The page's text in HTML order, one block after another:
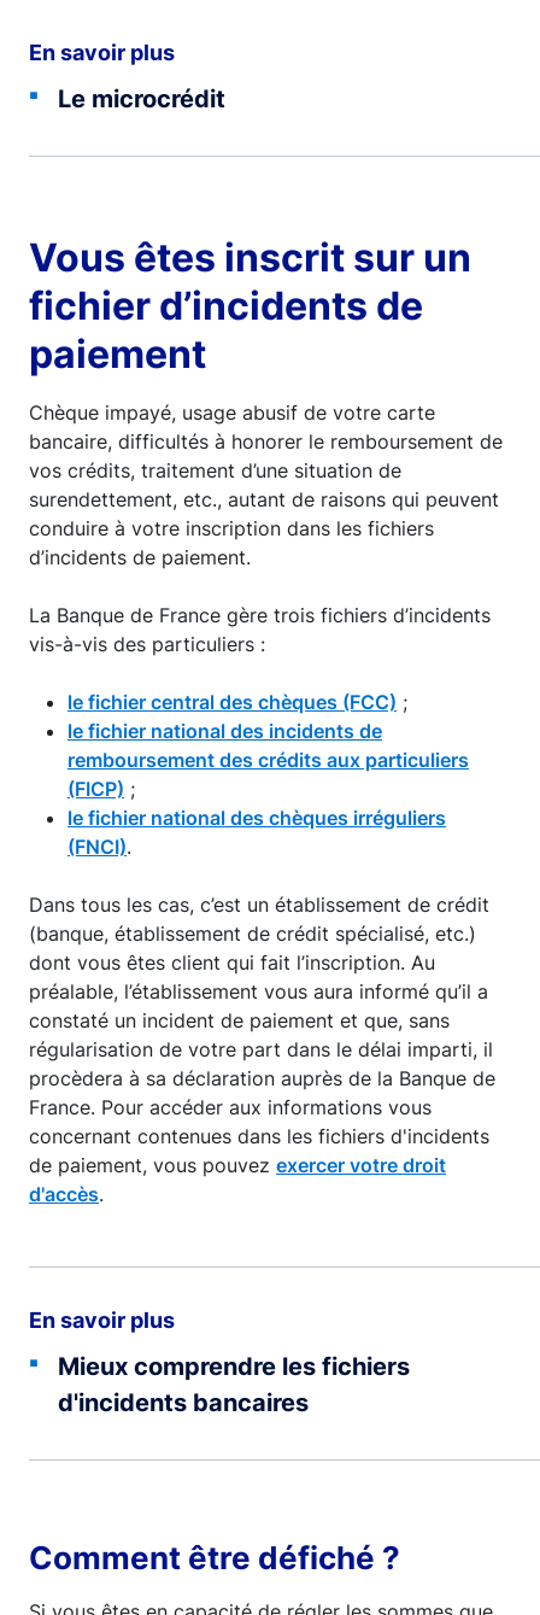
En savoir plus
Le microcrédit
Vous êtes inscrit sur un
fichier d’incidents de
paiement
Chèque impayé, usage abusif de votre carte
bancaire, difficultés à honorer le remboursement de
vos crédits, traitement d’une situation de
surendettement, etc., autant de raisons qui peuvent
conduire à votre inscription dans les fichiers
d’incidents de paiement.
La Banque de France gère trois fichiers d’incidents
vis-à-vis des particuliers :
le fichier central des chèques (FCC) ;
le fichier national des incidents de
remboursement des crédits aux particuliers
(FICP) ;
le fichier national des chèques irréguliers
(FNCI).
Dans tous les cas, c’est un établissement de crédit
(banque, établissement de crédit spécialisé, etc.)
dont vous êtes client qui fait l’inscription. Au
préalable, l’établissement vous aura informé qu’il a
constaté un incident de paiement et que, sans
régularisation de votre part dans le délai imparti, il
procèdera à sa déclaration auprès de la Banque de
France. Pour accéder aux informations vous
concernant contenues dans les fichiers d'incidents
de paiement, vous pouvez exercer votre droit
d'accès.
En savoir plus
Mieux comprendre les fichiers
d'incidents bancaires
Comment être défiché ?